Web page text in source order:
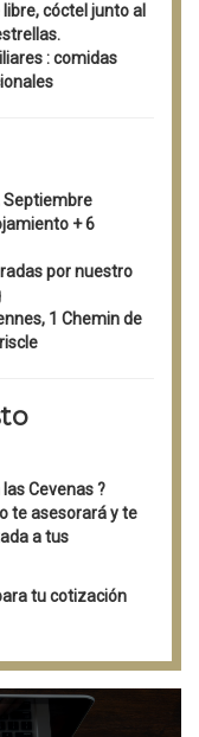
cóctel junto al
: comidas
Septiembre
+ 6
por nuestro
1 Chemin de
Cevenas?
te asesorará y te
a tus
tu cotización